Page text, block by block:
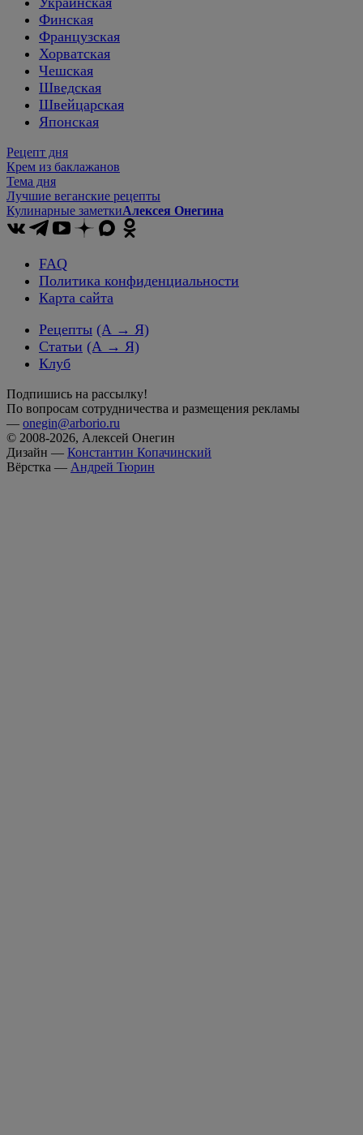
Финская
Французская
Хорватская
Чешская
Шведская
Швейцарская
Японская
Рецепт дня
Крем из баклажанов
Тема дня
Лучшие веганские рецепты
Кулинарные заметкиАлексея Онегина
FAQ
Политика конфиденциальности
Карта сайта
Рецепты (А → Я)
Статьи (А → Я)
Клуб
Подпишись на рассылку!
По вопросам сотрудничества и размещения рекламы
— onegin@arborio.ru
© 2008-2026, Алексей Онегин
Дизайн — Константин Копачинский
Вёрстка — Андрей Тюрин